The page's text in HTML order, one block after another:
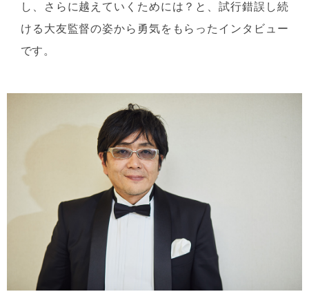
し、さらに越えていくためには？と、試行錯誤し続
ける大友監督の姿から勇気をもらったインタビュー
です。